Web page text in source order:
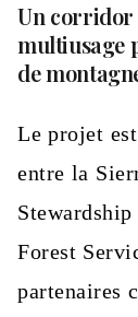
Un corridor
multiusage
de
Le projet
entre la
Forest
partenaires